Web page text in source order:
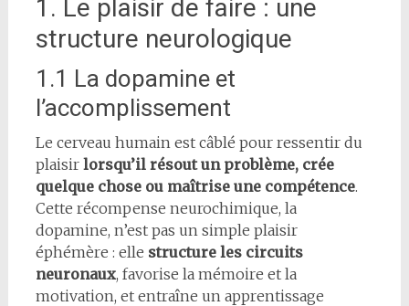
1. Le plaisir de faire : une
structure neurologique
1.1 La dopamine et
l’accomplissement
Le cerveau humain est câblé pour ressentir du
plaisir lorsqu’il résout un problème, crée
quelque chose ou maîtrise une compétence.
Cette récompense neurochimique, la
dopamine, n’est pas un simple plaisir
éphémère : elle structure les circuits
neuronaux, favorise la mémoire et la
motivation, et entraîne un apprentissage